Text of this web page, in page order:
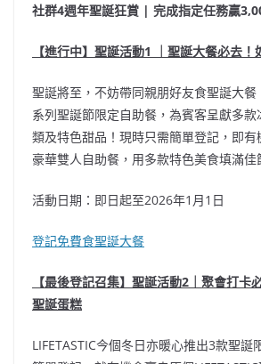
社群4週年聖誕狂賞 | 完成指定任務贏
【進行中】聖誕活動1 ｜聖誕大餐必去
聖誕將至，不妨帶同親朋好友食聖誕大
系列聖誕節限定自助餐，為賓客呈獻多
類及特色甜品！現時只需簡單登記，即
豪華雙人自助餐，用多款特色美食填滿佳
活動日期：即日起至2026年1月1日
登記免費食聖誕大餐
【最後登記召集】聖誕活動2｜聚會打卡
聖誕蛋糕
LIFETASTIC今個冬日亦暖心推出3款聖誕